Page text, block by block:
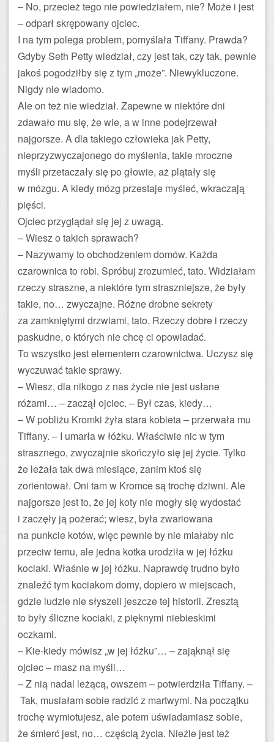
– No, przecież tego nie powiedziałem, nie? Może i jest
– odparł skrępowany ojciec.
I na tym polega problem, pomyślała Tiffany. Prawda?
Gdyby Seth Petty wiedział, czy jest tak, czy tak, pewnie
jakoś pogodziłby się z tym „może”. Niewykluczone.
Nigdy nie wiadomo.
Ale on też nie wiedział. Zapewne w niektóre dni
zdawało mu się, że wie, a w inne podejrzewał
najgorsze. A dla takiego człowieka jak Petty,
nieprzyzwyczajonego do myślenia, takie mroczne
myśli przetaczały się po głowie, aż plątały się
w mózgu. A kiedy mózg przestaje myśleć, wkraczają
pięści.
Ojciec przyglądał się jej z uwagą.
– Wiesz o takich sprawach?
– Nazywamy to obchodzeniem domów. Każda
czarownica to robi. Spróbuj zrozumieć, tato. Widziałam
rzeczy straszne, a niektóre tym straszniejsze, że były
takie, no… zwyczajne. Różne drobne sekrety
za zamkniętymi drzwiami, tato. Rzeczy dobre i rzeczy
paskudne, o których nie chcę ci opowiadać.
To wszystko jest elementem czarownictwa. Uczysz się
wyczuwać takie sprawy.
– Wiesz, dla nikogo z nas życie nie jest usłane
różami… – zaczął ojciec. – Był czas, kiedy…
– W pobliżu Kromki żyła stara kobieta – przerwała mu
Tiffany. – I umarła w łóżku. Właściwie nic w tym
strasznego, zwyczajnie skończyło się jej życie. Tylko
że leżała tak dwa miesiące, zanim ktoś się
zorientował. Oni tam w Kromce są trochę dziwni. Ale
najgorsze jest to, że jej koty nie mogły się wydostać
i zaczęły ją pożerać; wiesz, była zwariowana
na punkcie kotów, więc pewnie by nie miałaby nic
przeciw temu, ale jedna kotka urodziła w jej łóżku
kociaki. Właśnie w jej łóżku. Naprawdę trudno było
znaleźć tym kociakom domy, dopiero w miejscach,
gdzie ludzie nie słyszeli jeszcze tej historii. Zresztą
to były śliczne kociaki, z pięknymi niebieskimi
oczkami.
– Kie-kiedy mówisz „w jej łóżku”… – zająknął się
ojciec – masz na myśli…
– Z nią nadal leżącą, owszem – potwierdziła Tiffany. –
Tak, musiałam sobie radzić z martwymi. Na początku
trochę wymiotujesz, ale potem uświadamiasz sobie,
że śmierć jest, no… częścią życia. Nieźle jest też